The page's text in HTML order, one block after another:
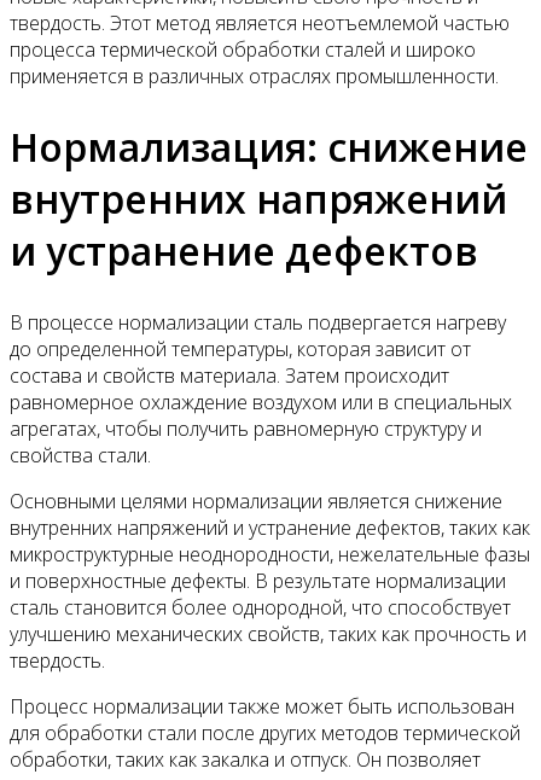
твердость. Этот метод является неотъемлемой частью
процесса термической обработки сталей и широко
применяется в различных отраслях промышленности.
Нормализация: снижение
внутренних напряжений
и устранение дефектов
В процессе нормализации сталь подвергается нагреву
до определенной температуры, которая зависит от
состава и свойств материала. Затем происходит
равномерное охлаждение воздухом или в специальных
агрегатах, чтобы получить равномерную структуру и
свойства стали.
Основными целями нормализации является снижение
внутренних напряжений и устранение дефектов, таких как
микроструктурные неоднородности, нежелательные фазы
и поверхностные дефекты. В результате нормализации
сталь становится более однородной, что способствует
улучшению механических свойств, таких как прочность и
твердость.
Процесс нормализации также может быть использован
для обработки стали после других методов термической
обработки, таких как закалка и отпуск. Он позволяет